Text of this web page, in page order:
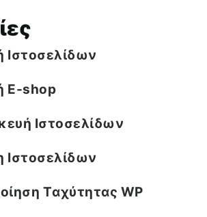
Ιστοσελίδων
E-shop
Ιστοσελίδων
Ιστοσελίδων
Tαχύτητας WP